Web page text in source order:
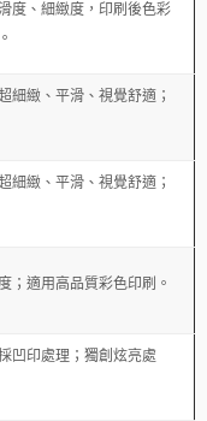
度、細緻度，印刷後色彩
細緻、平滑、視覺舒適；
細緻、平滑、視覺舒適；
；適用高品質彩色印刷。
凹印處理；獨創炫亮處